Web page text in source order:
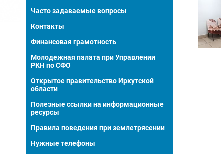
Часто задаваемые вопросы
Контакты
Финансовая грамотность
Молодежная палата при Управлении
РКН по СФО
Открытое правительство Иркутской
области
Полезные ссылки на информационные
ресурсы
Правила поведения при землетрясении
Нужные телефоны